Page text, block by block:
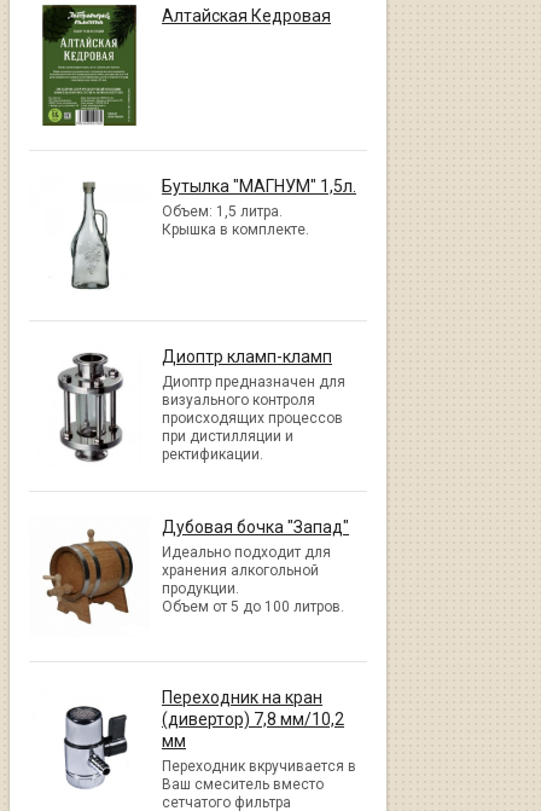
Алтайская Кедровая
Бутылка "МАГНУМ" 1,5л.
Объем: 1,5 литра.
Крышка в комплекте.
Диоптр кламп-кламп
Диоптр предназначен для
визуального контроля
происходящих процессов
при дистилляции и
ректификации.
Дубовая бочка "Запад"
Идеально подходит для
хранения алкогольной
продукции.
Объем от 5 до 100 литров.
Переходник на кран
(дивертор) 7,8 мм/10,2
мм
Переходник вкручивается в
Ваш смеситель вместо
сетчатого фильтра